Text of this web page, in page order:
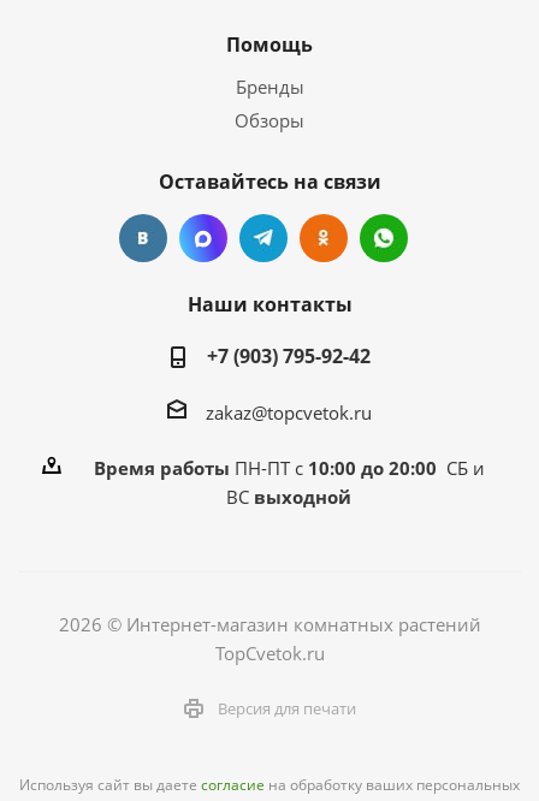
Помощь
Бренды
Обзоры
Оставайтесь на связи
Наши контакты
+7 (903) 795-92-42
zakaz@topcvetok.ru
Время работы ПН-ПТ с 10:00 до 20:00 СБ и
ВС выходной
2026 © Интернет-магазин комнатных растений
TopCvetok.ru
Версия для печати
Используя сайт вы даете согласие на обработку ваших персональных